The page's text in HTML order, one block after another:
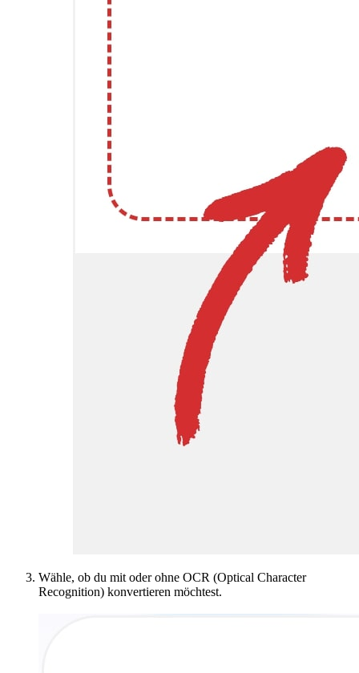
Wähle, ob du mit oder ohne OCR (Optical Character
Recognition) konvertieren möchtest.